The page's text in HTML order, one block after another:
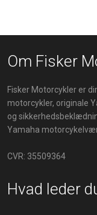
Om Fisker
Fisker Motorcykler er
motorcykler, originale
og
Yamaha
CVR: 35509364
Hvad leder